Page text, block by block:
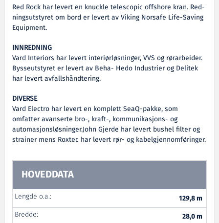
Red Rock har levert en knuckle telescopic offshore kran. Red-
ningsutstyret om bord er levert av Viking Norsafe Life-Saving
Equipment.
INNREDNING
Vard Interiors har levert interiørløsninger, VVS og rørarbeider.
Bysseutstyret er levert av Beha- Hedo Industrier og Delitek
har levert avfallshåndtering.
DIVERSE
Vard Electro har levert en komplett SeaQ-pakke, som
omfatter avanserte bro-, kraft-, kommunikasjons- og
automasjonsløsninger.John Gjerde har levert bushel filter og
strainer mens Roxtec har levert rør- og kabelgjennomføringer.
HOVEDDATA
Lengde o.a.:
129,8 m
Bredde:
28,0 m